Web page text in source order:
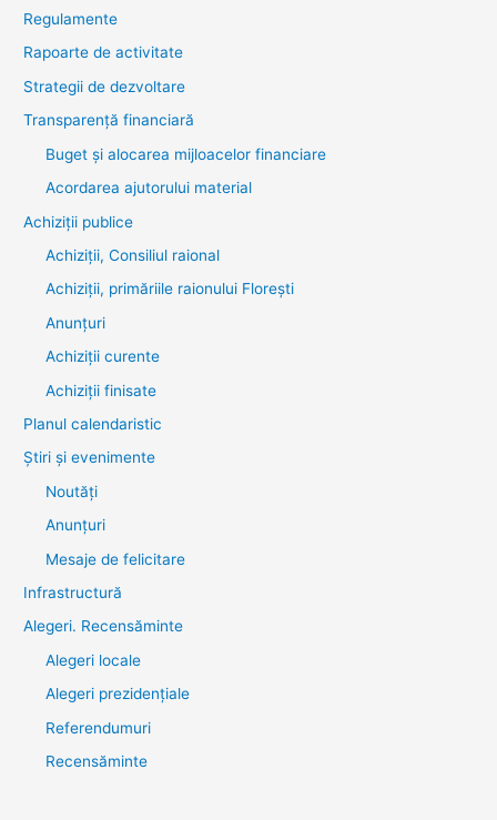
Regulamente
Rapoarte de activitate
Strategii de dezvoltare
Transparenţă financiară
Buget și alocarea mijloacelor financiare
Acordarea ajutorului material
Achiziţii publice
Achiziții, Consiliul raional
Achiziții, primăriile raionului Florești
Anunțuri
Achiziții curente
Achiziții finisate
Planul calendaristic
Știri şi evenimente
Noutăţi
Anunţuri
Mesaje de felicitare
Infrastructură
Alegeri. Recensăminte
Alegeri locale
Alegeri prezidențiale
Referendumuri
Recensăminte